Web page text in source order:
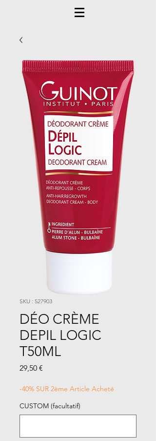
SKU : 527903
DÉO CRÈME
DEPIL LOGIC
T50ML
29,50 €
-40% SUR 2ème Article Acheté
CUSTOM (facultatif)